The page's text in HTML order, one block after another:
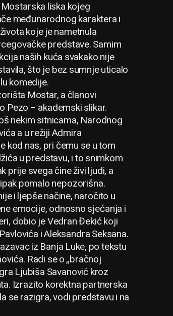
liska kojeg
međunarodnog karaktera i
koje je nametnula
predstave. Samim
naših kuća svakako nije
što je bez sumnje uticalo
komedije.
Mostar, a članovi
Pezo – akademski slikar.
nekim sitnicama, Narodnog
a u režiji Admira
kod nas, pri čemu se u tom
u predstavu, i to snimkom
prije svega čine živi ljudi, a
pomalo nepozorišna.
i ljepše načine, naročito u
emocije, odnosno sjećanja i
dobio je Vedran Đekić koji
i Aleksandra Seksana.
iz Banja Luke, po tekstu
Radi se o „bračnoj
Ljubiša Savanović kroz
Izrazito korektna partnerska
se razigra, vodi predstavu i na